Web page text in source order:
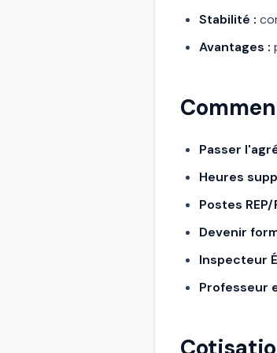
Stabilité :
Avantages :
Passer
Heures
Postes REP/
Devenir
Inspecteur
Professeur